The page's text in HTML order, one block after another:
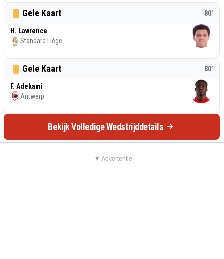
Gele Kaart 80’
H. Lawrence
Standard Liège
Gele Kaart 80’
F. Adekami
Antwerp
Bekijk Volledige Wedstrijddetails
▼ Advertentie